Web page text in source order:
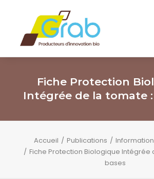
Fiche Protection
Intégrée de la tomate :
Accueil Publications
Fiche Protection Biologique Intégrée
bases